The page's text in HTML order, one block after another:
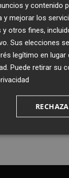
la
en
y contenido
mejorar los
otros fines,
Sus elecciones
legítimo en
. Puede retirar su